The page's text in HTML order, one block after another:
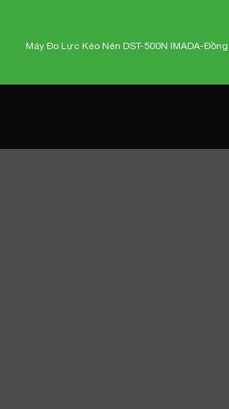
Đo Lực Kéo Nén DST-500N IMADA-Đồng hồ đo